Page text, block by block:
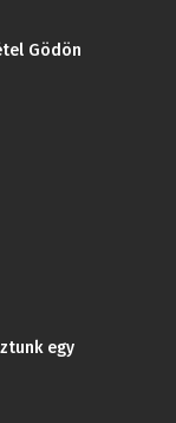
Gödön
egy